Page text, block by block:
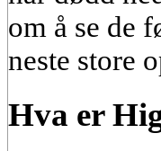
om å se de
neste store
Hva er